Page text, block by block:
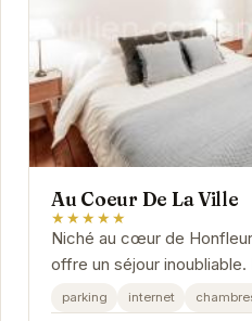
Au Coeur De La Ville
★★★★★
Niché au cœur de
offre un séjour
permet d'accéder
parking internet